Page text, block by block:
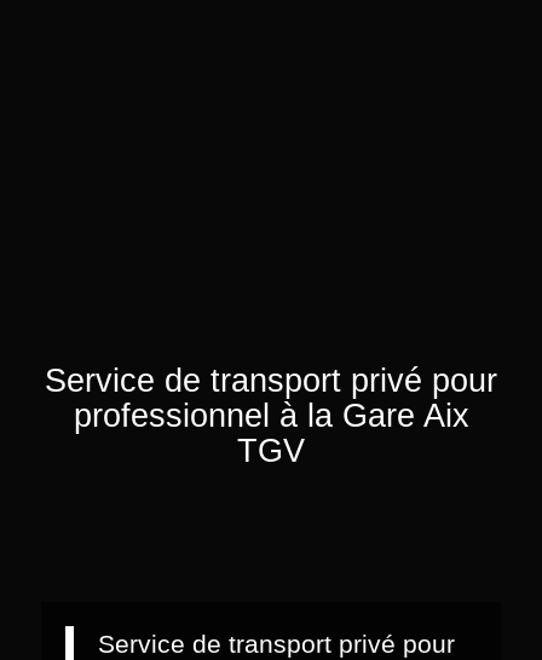
Service de transport privé pour
professionnel à la Gare Aix
TGV
Service de transport privé pour